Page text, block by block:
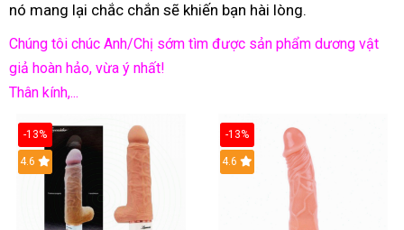
nó mang lại chắc chắn sẽ khiến bạn hài lòng.
Chúng tôi chúc Anh/Chị sớm tìm được sản phẩm dương vật
giả hoàn hảo, vừa ý nhất!
Thân kính,...
-13%
Hot
4.6
-13%
Hot
4.6